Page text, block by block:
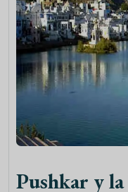
Pushkar y